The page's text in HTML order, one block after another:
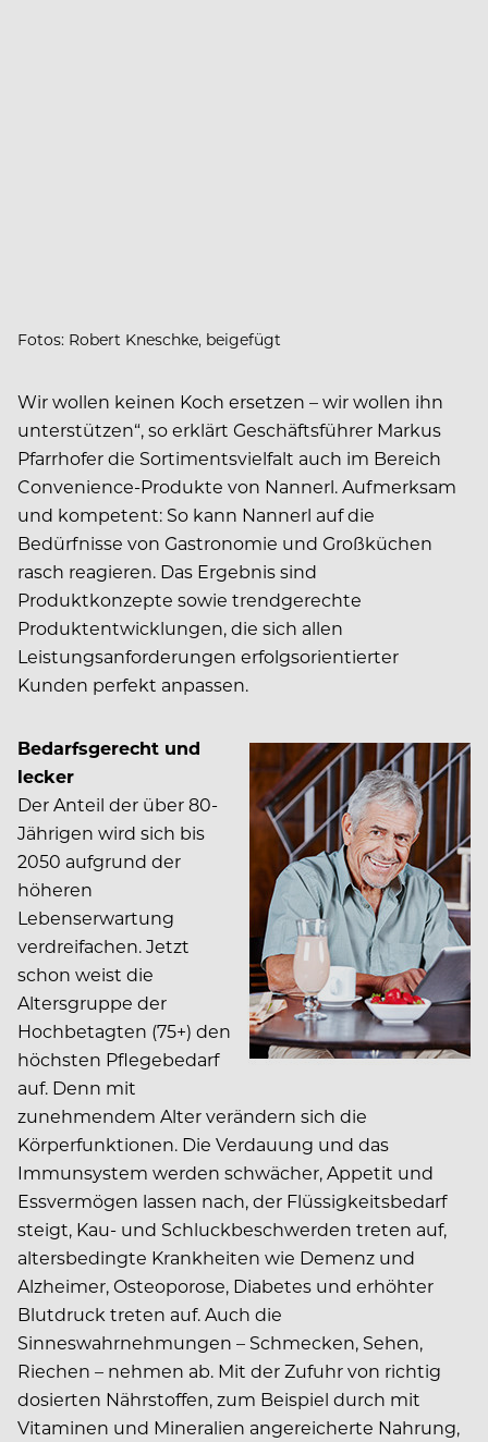
Fotos: Robert Kneschke, beigefügt
Wir wollen keinen Koch ersetzen – wir wollen ihn
unterstützen“, so erklärt Geschäftsführer Markus
Pfarrhofer die Sortimentsvielfalt auch im Bereich
Convenience-Produkte von Nannerl. Aufmerksam
und kompetent: So kann Nannerl auf die
Bedürfnisse von Gastronomie und Großküchen
rasch reagieren. Das Ergebnis sind
Produktkonzepte sowie trendgerechte
Produktentwicklungen, die sich allen
Leistungsanforderungen erfolgsorientierter
Kunden perfekt anpassen.
Bedarfsgerecht und
lecker
Der Anteil der über 80-
Jährigen wird sich bis
2050 aufgrund der
höheren
Lebenserwartung
verdreifachen. Jetzt
schon weist die
Altersgruppe der
Hochbetagten (75+) den
höchsten Pflegebedarf
auf. Denn mit
zunehmendem Alter verändern sich die
Körperfunktionen. Die Verdauung und das
Immunsystem werden schwächer, Appetit und
Essvermögen lassen nach, der Flüssigkeitsbedarf
steigt, Kau- und Schluckbeschwerden treten auf,
altersbedingte Krankheiten wie Demenz und
Alzheimer, Osteoporose, Diabetes und erhöhter
Blutdruck treten auf. Auch die
Sinneswahrnehmungen – Schmecken, Sehen,
Riechen – nehmen ab. Mit der Zufuhr von richtig
dosierten Nährstoffen, zum Beispiel durch mit
Vitaminen und Mineralien angereicherte Nahrung,